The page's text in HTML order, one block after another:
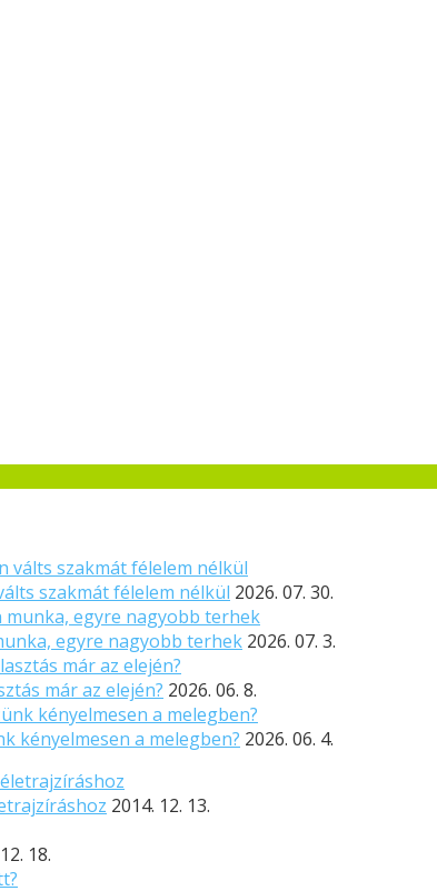
szakmát félelem nélkül 2026. 07. 30.
egyre nagyobb terhek 2026. 07. 3.
már az elején? 2026. 06. 8.
kényelmesen a melegben? 2026. 06. 4.
2014. 12. 13.
18.